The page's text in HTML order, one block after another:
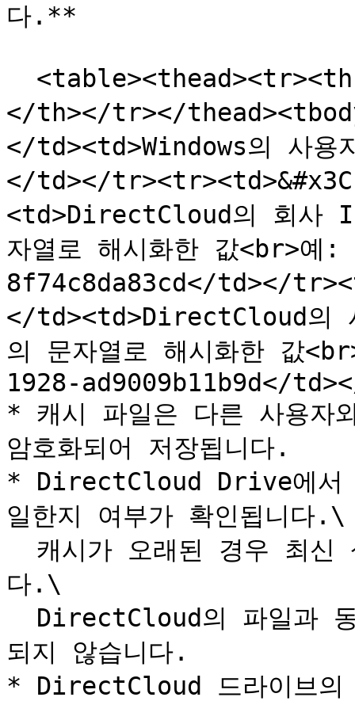
다.**
</th></tr></
</td><td>Windows의 사용
</td></
<td>DirectCloud의 회사
자열로 해시화한 값<br>
8f74c8da83cd</td></
</td><td>DirectCloud의
의 문자열로 해시화한 값
1928-ad9009b11b9d</
* 캐시 파일은 다른 사용자
암호화되어 저장됩니다.
* DirectCloud Drive에서
일한지 여부가 확인됩니다.\
다.\
되지 않습니다.
* DirectCloud 드라이브의